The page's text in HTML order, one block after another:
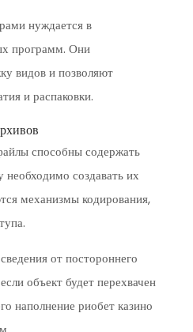
нуждается в
программ. Они
видов и позволяют
и распаковки.
способны содержать
создавать их
механизмы кодирования,
от постороннего
объект будет перехвачен
наполнение риобет казино